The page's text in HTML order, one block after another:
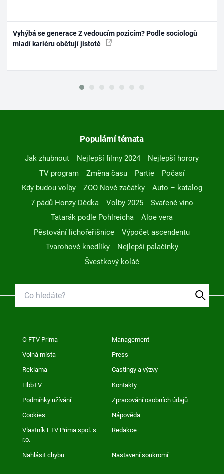
Vyhýbá se generace Z vedoucím pozicím? Podle sociologů
mladí kariéru obětují jistotě
Populární témata
Jak zhubnout Nejlepší filmy 2024
Nejlepší horory
TV program
Změna času Partie
Počasí
Kdy budou volby
ZOO Nové začátky
Auto – katalog
7 pádů Honzy Dědka
Volby 2025
Svařené víno
Tatarák podle Pohlreicha
Aloe vera
Pěstování lichořeřišnice
Výpočet ascendentu
Tvarohové knedlíky
Nejlepší palačinky
Švestkový koláč
O FTV Prima Management
Volná místa Press
Reklama Castingy a výzvy
HbbTV Kontakty
Podmínky užívání Zpracování osobních údajů
Cookies Nápověda
Vlastník FTV Prima spol. s
r.o.
Redakce
Nahlásit chybu Nastavení soukromí